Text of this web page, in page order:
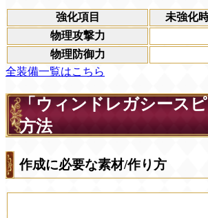
強化項目
未強化
物理攻撃力
物理防御力
全装備一覧はこちら
「ウィンドレガシース
方法
作成に必要な素材/作り方